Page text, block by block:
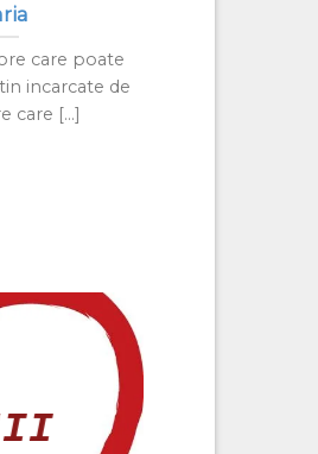
care poate
incarcate de
care [...]